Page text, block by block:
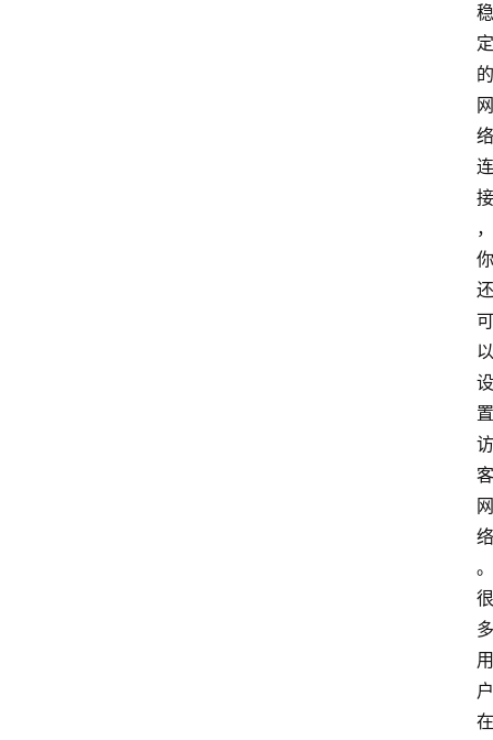
稳
定
的
网
络
连
接
，
你
还
可
以
设
置
访
客
网
络
。
很
多
用
户
在